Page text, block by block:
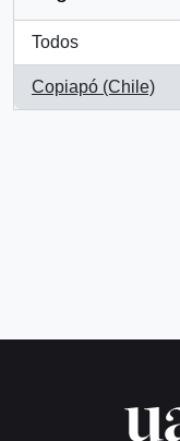
Todos
Copiapó (Chile)
, 1 resultados